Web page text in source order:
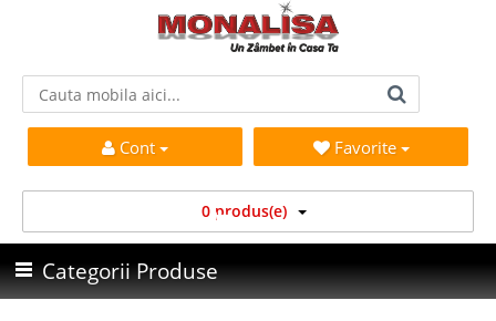
Cont Favorite
0 produs(e)
Categorii Produse